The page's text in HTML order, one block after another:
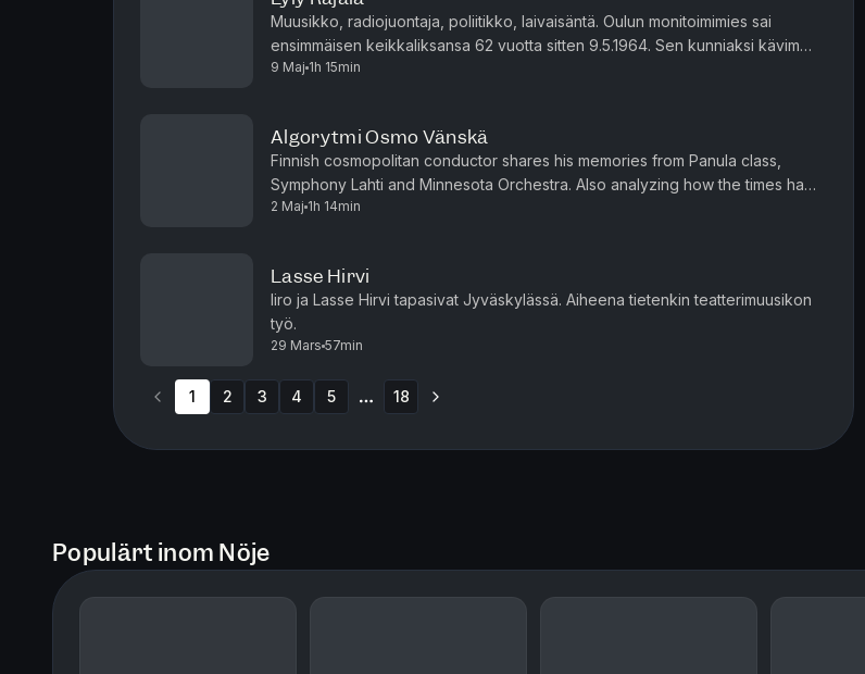
Muusikko, radiojuontaja, poliitikko, laivaisäntä. Oulun monitoimimies sai
ensimmäisen keikkaliksansa 62 vuotta sitten 9.5.1964. Sen kunniaksi kävimme
läpi Lylyn vaiherikkaan uran vaihe vaiheelta.
9 Maj 1h 15min
Algorytmi Osmo Vänskä
Finnish cosmopolitan conductor shares his memories from Panula class,
Symphony Lahti and Minnesota Orchestra. Also analyzing how the times has
changed in the business of conducting orchestras. Remembe...
2 Maj 1h 14min
Lasse Hirvi
Iiro ja Lasse Hirvi tapasivat Jyväskylässä. Aiheena tietenkin teatterimuusikon
työ.
29 Mars 57min
1 2 3 4 5 18
Populärt inom Nöje